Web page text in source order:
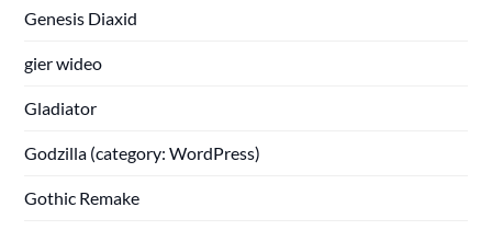
Genesis Diaxid
gier wideo
Gladiator
Godzilla (category: WordPress)
Gothic Remake